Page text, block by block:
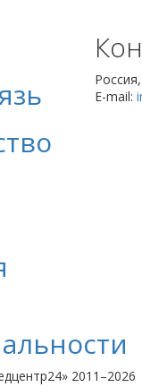
E-mail:
2011–2026